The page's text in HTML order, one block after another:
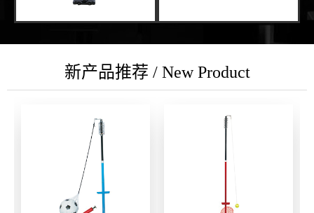
新产品推荐 / New Product